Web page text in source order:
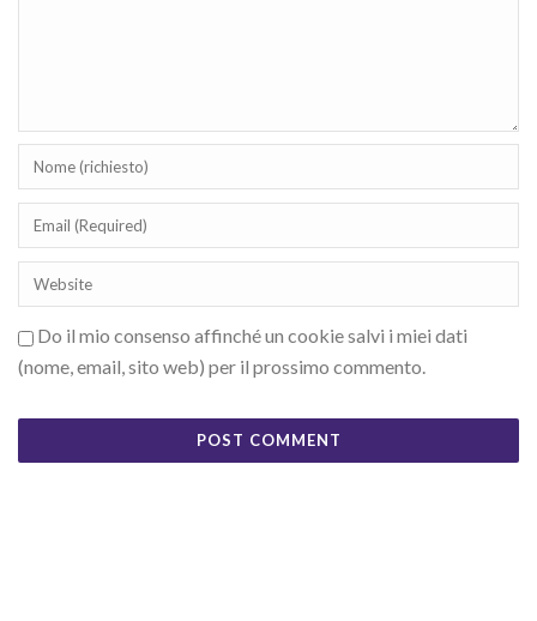
Do il mio consenso affinché un cookie salvi i miei dati
(nome, email, sito web) per il prossimo commento.